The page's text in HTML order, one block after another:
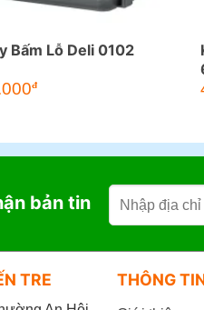
Bấm Lỗ Deli 0102
đ
bản tin
TRE THÔNG